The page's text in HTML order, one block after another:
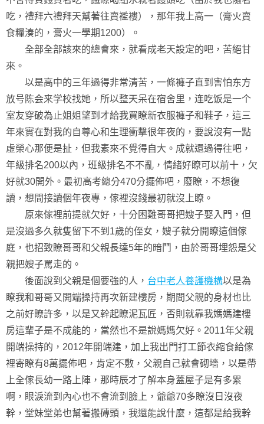
吃，禮拜六禮拜天幫著往賣襤褸），那年我上高一（膏火賣
食糧湊的，膏火一學期1200）。
全部全部該來的總會來，就看成老天設定的吧，苦絕甘
來。
以是高中的三年過得非常清苦，一條褲子直到害怕东方
放号陈会来学校找她，所以整天呆在宿舍里，连吃饭是一个
室友穿破為止姐姐望到才給我買瞭新衣服褲子和鞋子，這三
年來實在對我的自尊心和生理衝擊很年夜的，要說沒有一點
虛榮心那便是扯，但我素來不覺得自大。成就還過得往吧，
年級排名200以內，班級排名不不亂，情緒好瞭可以前十，欠
好就30開外。最初高考總分470分擺佈吧，廢瞭，不想復
讀，想間接讀個年夜專，傢裡沒錢最初就沒上瞭。
原來傢裡前提就欠好，十分困難哥哥把嫂子娶入門，但
是沒過多久就隻留下不到1歲的侄女，嫂子就分開瞭這個傢
庭，也招致瞭哥哥和父親長達5年的暗鬥，由於哥哥埋怨是父
親把嫂子罵走的。
後面說到父親是個要強的人， 台中老人養護機構以是為
瞭我和哥哥又開端操持再次新建樓房，期間父親的身材也比
之前好瞭許多，以是又幹起瞭泥瓦匠，否則就靠我媽媽建樓
房這輩子是不成能的，當然也不是說媽媽欠好。2011年父親
開端操持的，2012年開端建，加上我出門打工節衣縮食給傢
裡寄瞭有8萬擺佈吧，肯定不敷，父親自己就會砌墻，以是帶
上全傢長幼一路上陣，那時辰才了解本身蓋屋子是有多累
啊，眼淚流到內心也不會流到臉上，爺爺70多瞭沒日沒夜
幹，堂妹堂弟也幫著搬磚頭，我還能說什麼，這都是給我幹